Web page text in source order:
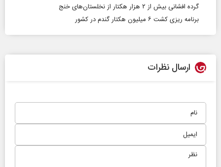
گرده افشانی بیش از ۲ هزار هکتار از نخلستان‌های خنج
برنامه ریزی کشت ۶ میلیون هکتار گندم در کشور
ارسال نظرات